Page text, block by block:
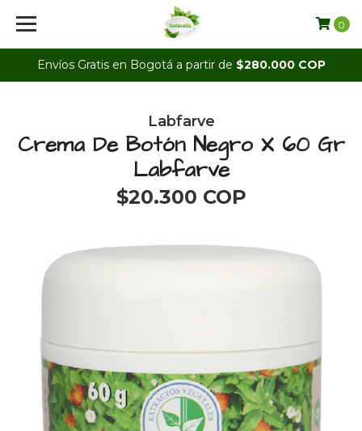
Envíos Gratis en Bogotá a partir de $280.000 COP
0
Labfarve
Crema De Botón Negro X 60 Gr
Labfarve
$20.300 COP